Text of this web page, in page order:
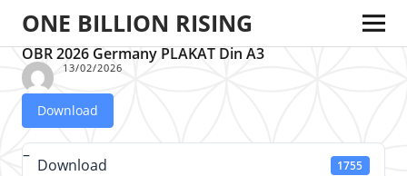
ONE BILLION RISING
OBR 2026 Germany PLAKAT Din A3
13/02/2026
Download
Download 1755